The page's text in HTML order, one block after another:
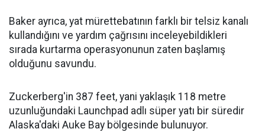
Baker ayrıca, yat mürettebatının farklı bir telsiz kanalı
kullandığını ve yardım çağrısını inceleyebildikleri
sırada kurtarma operasyonunun zaten başlamış
olduğunu savundu.
Zuckerberg'in 387 feet, yani yaklaşık 118 metre
uzunluğundaki Launchpad adlı süper yatı bir süredir
Alaska'daki Auke Bay bölgesinde bulunuyor.